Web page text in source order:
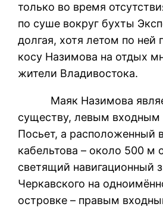
только во время
по суше вокруг бухты
долгая, хотя летом по ней
косу Назимова на отдых
жители Владивостока.
Маяк Назимова
существу, левым входным
Посьет, а расположенный
кабельтова – около 500 м
светящий навигационный
Черкавского на
островке – правым